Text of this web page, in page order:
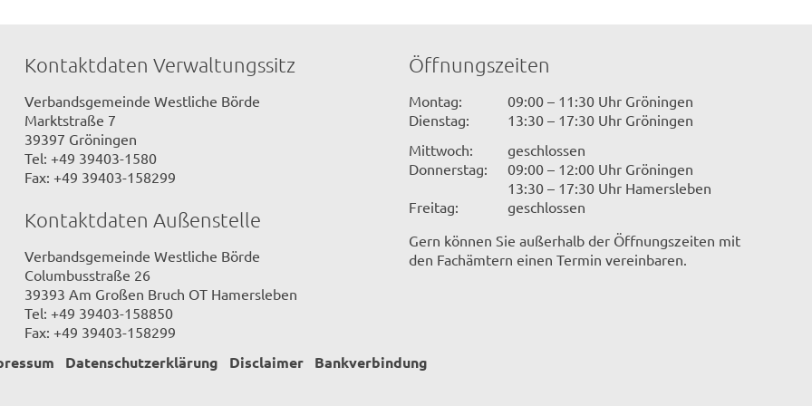
© Clemens Köhler
Kontaktdaten Verwaltungssitz
Verbandsgemeinde Westliche Börde
Marktstraße 7
39397 Gröningen
Tel: +49 39403-1580
Fax: +49 39403-158299
Kontaktdaten Außenstelle
Verbandsgemeinde Westliche Börde
Columbusstraße 26
39393 Am Großen Bruch OT Hamersleben
Tel: +49 39403-158850
Fax: +49 39403-158299
Öffnungszeiten
Montag:
09:00 – 11:30 Uhr Gröningen
Dienstag:
13:30 – 17:30 Uhr Gröningen
Mittwoch:
geschlossen
Donnerstag:
09:00 – 12:00 Uhr Gröningen
13:30 – 17:30 Uhr Hamersleben
Freitag:
geschlossen
Gern können Sie außerhalb der Öffnungszeiten mit
den Fachämtern einen Termin vereinbaren.
Datenschutzerklärung Disclaimer Bankverbindung